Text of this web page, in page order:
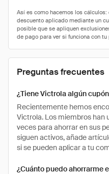
Preguntas frecuentes
¿Tiene Victrola algún
Recientemente hemos
Victrola. Los miembros han
veces para ahorrar en sus
siguen activos, añade
si se pueden aplicar a tu
¿Cuánto puedo ahorrarme